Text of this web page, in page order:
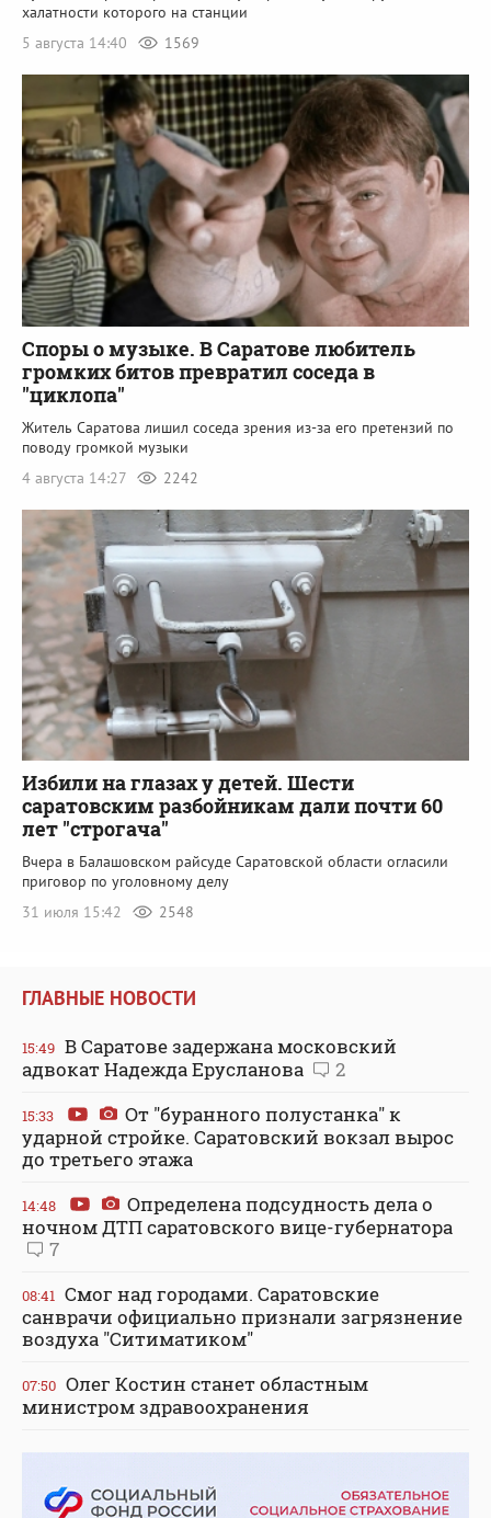
халатности которого на станции
5 августа 14:40
1569
Споры о музыке. В Саратове любитель
громких битов превратил соседа в
"циклопа"
Житель Саратова лишил соседа зрения из-за его претензий по
поводу громкой музыки
4 августа 14:27
2242
Избили на глазах у детей. Шести
саратовским разбойникам дали почти 60
лет "строгача"
Вчера в Балашовском райсуде Саратовской области огласили
приговор по уголовному делу
31 июля 15:42
2548
ГЛАВНЫЕ НОВОСТИ
15:49 В Саратове задержана московский
адвокат Надежда Ерусланова
2
15:33
От "буранного полустанка" к
ударной стройке. Саратовский вокзал вырос
до третьего этажа
14:48
Определена подсудность дела о
ночном ДТП саратовского вице-губернатора
7
08:41 Смог над городами. Саратовские
санврачи официально признали загрязнение
воздуха "Ситиматиком"
07:50 Олег Костин станет областным
министром здравоохранения